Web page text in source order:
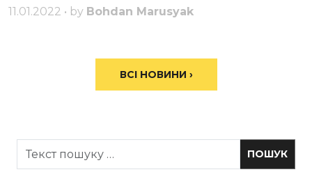
11.01.2022 • by Bohdan Marusyak
ВСІ НОВИНИ ›